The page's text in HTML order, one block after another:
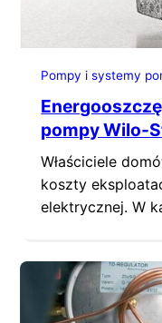
Pompy i systemy
pompy Wilo-
Właściciele
koszty
elektrycznej. W
przestarzałe
Dodatkowo ci